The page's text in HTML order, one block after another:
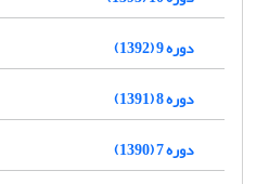
دوره 9 (1392)
دوره 8 (1391)
دوره 7 (1390)